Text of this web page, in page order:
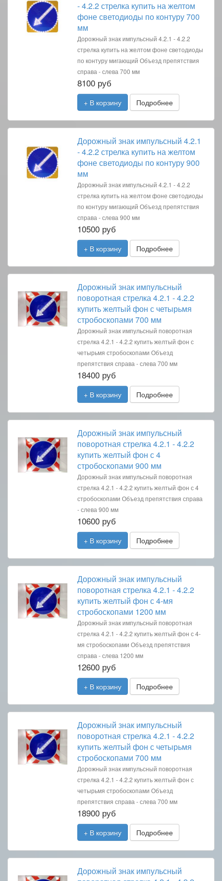
- 4.2.2 стрелка купить на желтом
фоне светодиоды по контуру 700
мм
Дорожный знак импульсный 4.2.1 - 4.2.2
стрелка купить на желтом фоне светодиоды
по контуру мигающий Объезд препятствия
справа - слева 700 мм
8100 руб
+ В корзину Подробнее
Дорожный знак импульсный 4.2.1
- 4.2.2 стрелка купить на желтом
фоне светодиоды по контуру 900
мм
Дорожный знак импульсный 4.2.1 - 4.2.2
стрелка купить на желтом фоне светодиоды
по контуру мигающий Объезд препятствия
справа - слева 900 мм
10500 руб
+ В корзину Подробнее
Дорожный знак импульсный
поворотная стрелка 4.2.1 - 4.2.2
купить желтый фон с четырьмя
стробоскопами 700 мм
Дорожный знак импульсный поворотная
стрелка 4.2.1 - 4.2.2 купить желтый фон с
четырьмя стробоскопами Объезд
препятствия справа - слева 700 мм
18400 руб
+ В корзину Подробнее
Дорожный знак импульсный
поворотная стрелка 4.2.1 - 4.2.2
купить желтый фон с 4
стробоскопами 900 мм
Дорожный знак импульсный поворотная
стрелка 4.2.1 - 4.2.2 купить желтый фон с 4
стробоскопами Объезд препятствия справа
- слева 900 мм
10600 руб
+ В корзину Подробнее
Дорожный знак импульсный
поворотная стрелка 4.2.1 - 4.2.2
купить желтый фон с 4-мя
стробоскопами 1200 мм
Дорожный знак импульсный поворотная
стрелка 4.2.1 - 4.2.2 купить желтый фон с 4-
мя стробоскопами Объезд препятствия
справа - слева 1200 мм
12600 руб
+ В корзину Подробнее
Дорожный знак импульсный
поворотная стрелка 4.2.1 - 4.2.2
купить желтый фон с четырьмя
стробоскопами 700 мм
Дорожный знак импульсный поворотная
стрелка 4.2.1 - 4.2.2 купить желтый фон с
четырьмя стробоскопами Объезд
препятствия справа - слева 700 мм
18900 руб
+ В корзину Подробнее
Дорожный знак импульсный